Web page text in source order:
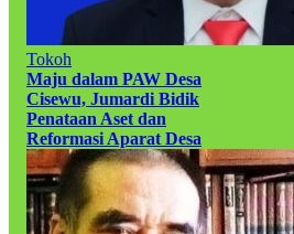
Tokoh
Maju dalam PAW Desa
Cisewu, Jumardi Bidik
Penataan Aset dan
Reformasi Aparat Desa